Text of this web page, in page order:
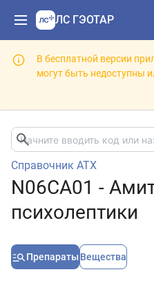
ЛС ГЭОТАР
В бесплатной версии
могут быть недоступны
Справочник АТХ
N06CA01 -
психолептики
Препараты Вещества